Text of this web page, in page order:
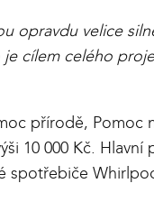
opravdu velice
je cílem celého
přírodě, Pomoc
10 000 Kč. Hlavní
spotřebiče